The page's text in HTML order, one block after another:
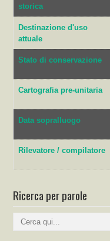
storica
Destinazione d'uso
attuale
Stato di conservazione
Cartografia pre-unitaria
Data sopralluogo
Rilevatore / compilatore
Ricerca per parole